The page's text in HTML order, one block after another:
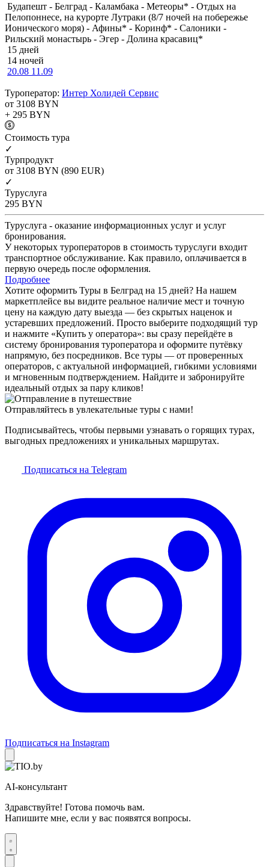
Будапешт - Белград - Каламбака - Метеоры* - Отдых на
Пелопоннесе, на курорте Лутраки (8/7 ночей на побережье
Ионического моря) - Афины* - Коринф* - Салоники -
Рильский монастырь - Эгер - Долина красавиц*
15 дней
14 ночей
20.08 11.09
Туроператор: Интер Холидей Сервис
от 3108 BYN
+ 295 BYN
Cтоимость тура
✓
Турпродукт
от 3108 BYN (890 EUR)
✓
Туруслуга
295 BYN
Туруслуга - оказание информационных услуг и услуг
бронирования.
У некоторых туроператоров в стоимость туруслуги входит
транспортное обслуживание. Как правило, оплачивается в
первую очередь после оформления.
Подробнее
Хотите оформить Туры в Белград на 15 дней? На нашем
маркетплейсе вы видите реальное наличие мест и точную
цену на каждую дату выезда — без скрытых наценок и
устаревших предложений. Просто выберите подходящий тур
и нажмите «Купить у оператора»: вы сразу перейдёте в
систему бронирования туроператора и оформите путёвку
напрямую, без посредников. Все туры — от проверенных
операторов, с актуальной информацией, гибкими условиями
и мгновенным подтверждением. Найдите и забронируйте
идеальный отдых за пару кликов!
Отправляйтесь в увлекательные туры с нами!
Подписывайтесь, чтобы первыми узнавать о горящих турах,
выгодных предложениях и уникальных маршрутах.
Подписаться на Telegram
Подписаться на Instagram
AI-консультант
Здравствуйте! Готова помочь вам.
Напишите мне, если у вас появятся вопросы.